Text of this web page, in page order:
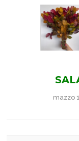
mazzo